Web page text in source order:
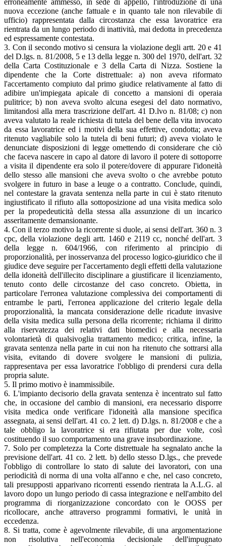
nuova eccezione (anche fattuale e in quanto tale non rilevabile di
ufficio) rappresentata dalla circostanza che essa lavoratrice era
rientrata da un lungo periodo di inattività, mai dedotta in precedenza
ed espressamente contestata.
3. Con il secondo motivo si censura la violazione degli artt. 20 e 41
del D.lgs. n. 81/2008, 5 e 13 della legge n. 300 del 1970, dell'art. 32
della Carta Costituzionale e 3 della Carta di Nizza. Sostiene la
dipendente che la Corte distrettuale: a) non aveva riformato
l'accertamento compiuto dal primo giudice relativamente al fatto di
adibire un'impiegata apicale di concetto a mansioni di operaia
pulitrice; b) non aveva svolto alcuna esegesi del dato normativo,
limitandosi alla mera trascrizione dell'art. 41 D.lvo n. 81/08; c) non
aveva valutato la reale richiesta di tutela del bene della vita invocato
da essa lavoratrice ed i motivi della sua effettive, condotta; aveva
ritenuto vagliabile solo la tutela di beni futuri; d) aveva violato le
denunciate disposizioni di legge omettendo di considerare che ciò
che faceva nascere in capo al datore di lavoro il potere di sottoporre
a visita il dipendente era solo il potere/dovere di appurare l'idoneità
dello stesso alle mansioni che aveva svolto o che avrebbe potuto
svolgere in futuro in base a leuge o a contratto. Conclude, quindi,
nel contestare la gravata sentenza nella parte in cui è stato ritenuto
ingiustificato il rifiuto alla sottoposizione ad una visita medica solo
per la propedeuticità della stessa alla assunzione di un incarico
asseritamente demansionante.
4. Con il terzo motivo la ricorrente si duole, ai sensi dell'art. 360 n. 3
cpc, della violazione degli artt. 1460 e 2119 cc, nonché dell'art. 3
della legge n. 604/1966, con riferimento al principio di
proporzionalità, per inosservanza del processo logico-giuridico che il
giudice deve seguire per l'accertamento degli effetti della valutazione
della idoneità dell'illecito disciplinare a giustificare il licenziamento,
tenuto conto delle circostanze del caso concreto. Obietta, in
particolare l'erronea valutazione complessiva dei comportamenti di
entrambe le parti, l'erronea applicazione del criterio legale della
proporzionalità, la mancata considerazione delle ricadute invasive
della visita medica sulla persona della ricorrente; richiama il diritto
alla riservatezza dei relativi dati biomedici e alla necessaria
volontarietà di qualsivoglia trattamento medico; critica, infine, la
gravata sentenza nella parte in cui non ha ritenuto che sottrarsi alla
visita, evitando di dovere svolgere le mansioni di pulizia,
rappresentava per essa lavoratrice l'obbligo di prendersi cura della
propria salute.
5. Il primo motivo è inammissibile.
6. L'impianto decisorio della gravata sentenza è incentrato sul fatto
che, in occasione del cambio di mansioni, era necessario disporre
visita medica onde verificare l'idoneità alla mansione specifica
assegnata, ai sensi dell'art. 41 co. 2 lett. d) D.lgs. n. 81/2008 e che a
tale obbligo la lavoratrice si era rifiutata per due volte, così
costituendo il suo comportamento una grave insubordinazione.
7. Solo per completezza la Corte distrettuale ha segnalato anche la
previsione dell'art. 41 co. 2 lett. b) dello stesso D.lgs., che prevede
l'obbligo di controllare lo stato di salute dei lavoratori, con una
periodicità di norma di una volta all'anno e che, nel caso concreto,
tali presupposti apparivano ricorrenti essendo rientrata la A.L.G. al
lavoro dopo un lungo periodo di cassa integrazione e nell'ambito del
programma di riorganizzazione concordato con le OOSS per
ricollocare, anche attraverso programmi formativi, le unità in
eccedenza.
8. Si tratta, come è agevolmente rilevabile, di una argomentazione
non risolutiva nell'economia decisionale dell'impugnato